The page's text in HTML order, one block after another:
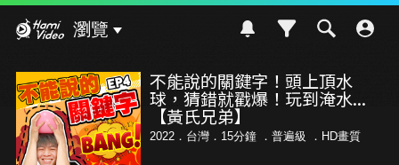
瀏覽
不能說的關鍵字！頭上頂水
球，猜錯就戳爆！玩到淹水...
【黃氏兄弟】
2022．台灣．15分鐘 ． 普遍級 ．HD畫質